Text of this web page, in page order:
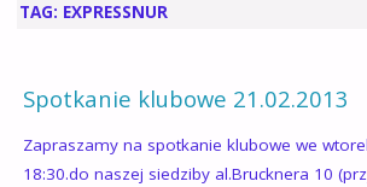
TAG: EXPRESSNUR
Spotkanie klubowe 21.02.2013
Zapraszamy na spotkanie klubowe we
18:30.do naszej siedziby al.Brucknera 10